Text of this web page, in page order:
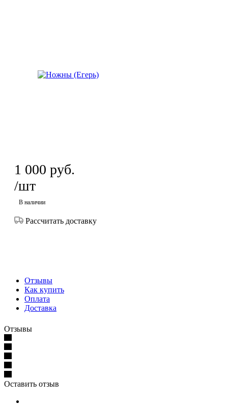
1 000 руб.
/шт
В наличии
Рассчитать доставку
Отзывы
Как купить
Оплата
Доставка
Отзывы
Оставить отзыв